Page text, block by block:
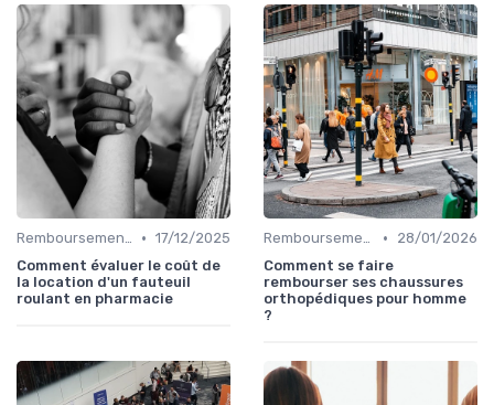
Remboursements des Soins Médicaux • 17/12/2025
Comment évaluer le coût de
la location d'un fauteuil
roulant en pharmacie
Remboursements des Soins Médicaux •
28/01/2026
Comment se faire
rembourser ses chaussures
orthopédiques pour homme
?